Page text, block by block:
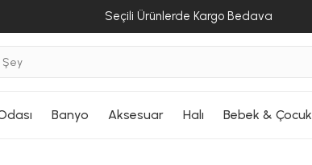
Seçili Ürünlerde Kargo Bedava
Banyo Aksesuar Halı Bebek & Çocuk